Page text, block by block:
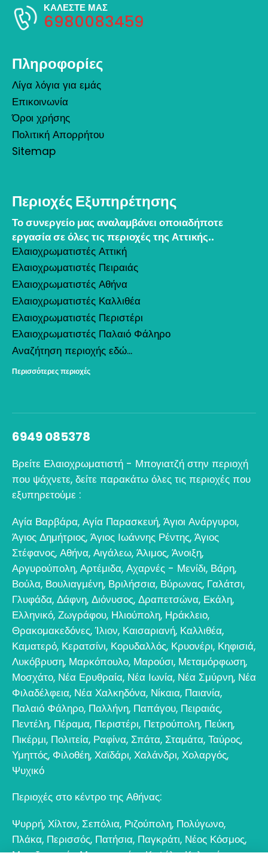
ΚΑΛΕΣΤΕ ΜΑΣ
6980083459
Πληροφορίες
Λίγα λόγια για εμάς
Επικοινωνία
Όροι χρήσης
Πολιτική Απορρήτου
Sitemap
Περιοχές Εξυπηρέτησης
Το συνεργείο μας αναλαμβάνει οποιαδήποτε
εργασία σε όλες τις περιοχές της Αττικής..
Ελαιοχρωματιστές Αττική
Ελαιοχρωματιστές Πειραιάς
Ελαιοχρωματιστές Αθήνα
Ελαιοχρωματιστές Καλλιθέα
Ελαιοχρωματιστές Περιστέρι
Ελαιοχρωματιστές Παλαιό Φάληρο
Αναζήτηση περιοχής εδώ...
Περισσότερες περιοχές
6949 085378
Βρείτε Ελαιοχρωματιστή - Μπογιατζή στην περιοχή
που ψάχνετε, δείτε παρακάτω όλες τις περιοχές που
εξυπηρετούμε :
Αγία Βαρβάρα, Αγία Παρασκευή, Άγιοι Ανάργυροι,
Άγιος Δημήτριος, Άγιος Ιωάννης Ρέντης, Άγιος
Στέφανος, Αθήνα, Αιγάλεω, Άλιμος, Άνοιξη,
Αργυρούπολη, Αρτέμιδα, Αχαρνές - Μενίδι, Βάρη,
Βούλα, Βουλιαγμένη, Βριλήσσια, Βύρωνας, Γαλάτσι,
Γλυφάδα, Δάφνη, Διόνυσος, Δραπετσώνα, Εκάλη,
Ελληνικό, Ζωγράφου, Ηλιούπολη, Ηράκλειο,
Θρακομακεδόνες,Ίλιον, Καισαριανή, Καλλιθέα,
Καματερό, Κερατσίνι, Κορυδαλλός, Κρυονέρι, Κηφισιά,
Λυκόβρυση, Μαρκόπουλο, Μαρούσι, Μεταμόρφωση,
Μοσχάτο, Νέα Ερυθραία, Νέα Ιωνία, Νέα Σμύρνη, Νέα
Φιλαδέλφεια, Νέα Χαλκηδόνα, Νίκαια, Παιανία,
Παλαιό Φάληρο, Παλλήνη, Παπάγου, Πειραιάς,
Πεντέλη, Πέραμα, Περιστέρι, Πετρούπολη, Πεύκη,
Πικέρμι, Πολιτεία, Ραφίνα, Σπάτα, Σταμάτα, Ταύρος,
Υμηττός, Φιλοθέη, Χαϊδάρι, Χαλάνδρι, Χολαργός,
Ψυχικό
Περιοχές στο κέντρο της Αθήνας:
Ψυρρή, Χίλτον, Σεπόλια, Ριζούπολη, Πολύγωνο,
Πλάκα, Περισσός, Πατήσια, Παγκράτι, Νέος Κόσμος,
Μεταξουργείο,Μοναστηράκι,Κυψέλη,Κολωνός,